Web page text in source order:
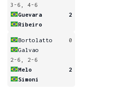
3-6, 4-6
Guevara
2
Ribeiro
Bortolatto
0
Galvao
2-6, 2-6
Melo
2
Simoni